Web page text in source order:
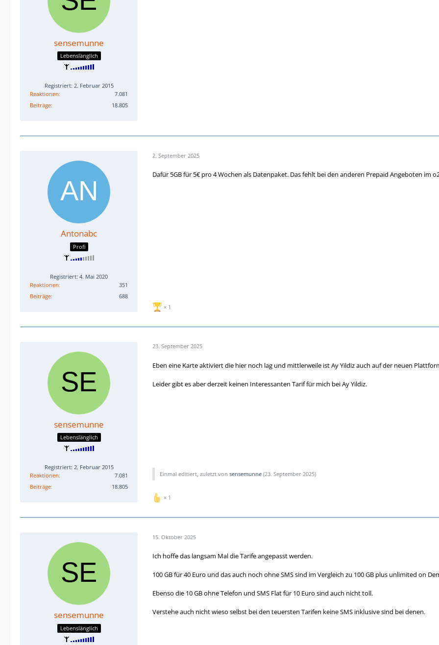
sensemunne
Lebenslänglich
Registriert: 2. Februar 2015
Reaktionen
7.081
Beiträge
18.805
Antonabc
Profi
Registriert: 4. Mai 2020
Reaktionen
351
Beiträge
688
2. September 2025
Dafür 5GB für 5€ pro 4 Wochen als Datenpaket. Das fehlt bei den anderen Prepaid Angeboten im
1
sensemunne
Lebenslänglich
Registriert: 2. Februar 2015
Reaktionen
7.081
Beiträge
18.805
23. September 2025
Eben eine Karte aktiviert die hier noch lag und mittlerweile ist Ay Yildiz auch auf der neuen
Leider gibt es aber derzeit keinen Interessanten Tarif für mich bei Ay Yildiz.
Einmal editiert, zuletzt von sensemunne (23. September 2025)
1
sensemunne
Lebenslänglich
15. Oktober 2025
Ich hoffe das langsam Mal die Tarife angepasst werden.
100 GB für 40 Euro und das auch noch ohne SMS sind im Vergleich zu 100 GB plus unlimited on
Ebenso die 10 GB ohne Telefon und SMS Flat für 10 Euro sind auch nicht toll.
Verstehe auch nicht wieso selbst bei den teuersten Tarifen keine SMS inklusive sind bei denen.